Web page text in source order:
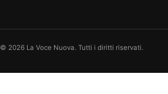
© 2026 La Voce Nuova. Tutti i diritti riservati.